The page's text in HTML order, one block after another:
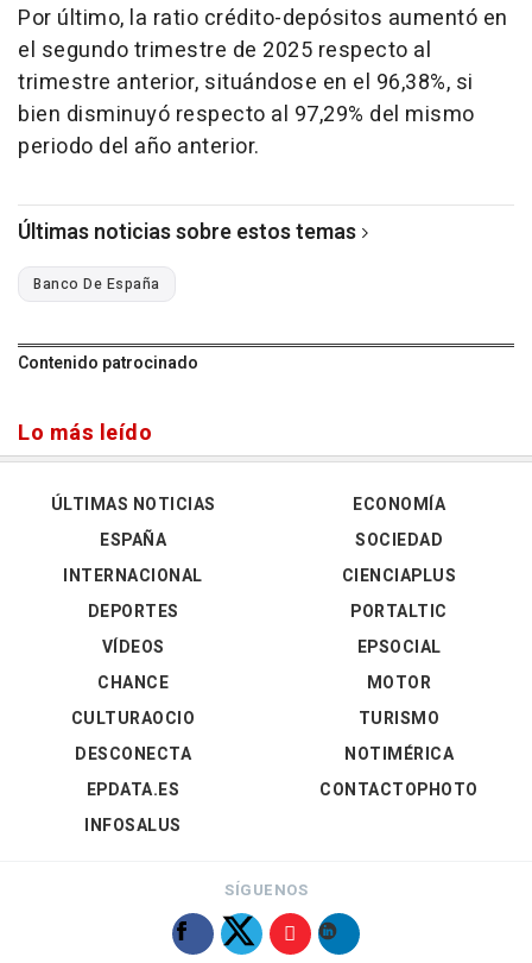
Por último, la ratio crédito-depósitos aumentó en
el segundo trimestre de 2025 respecto al
trimestre anterior, situándose en el 96,38%, si
bien disminuyó respecto al 97,29% del mismo
periodo del año anterior.
Últimas noticias sobre estos temas
Banco De España
Contenido patrocinado
Lo más leído
ÚLTIMAS NOTICIAS
ESPAÑA
INTERNACIONAL
DEPORTES
VÍDEOS
ECONOMÍA
SOCIEDAD
CIENCIAPLUS
PORTALTIC
EPSOCIAL
CHANCE
CULTURAOCIO
DESCONECTA
EPDATA.ES
INFOSALUS
MOTOR
TURISMO
NOTIMÉRICA
CONTACTOPHOTO
SÍGUENOS